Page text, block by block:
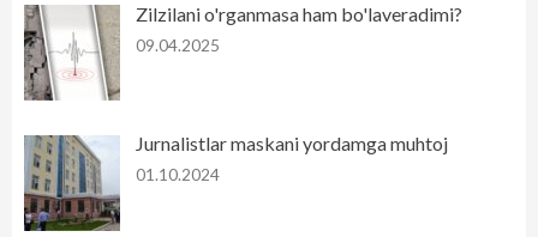
Zilzilani o'rganmasa ham bo'laveradimi?
09.04.2025
Jurnalistlar maskani yordamga muhtoj
01.10.2024